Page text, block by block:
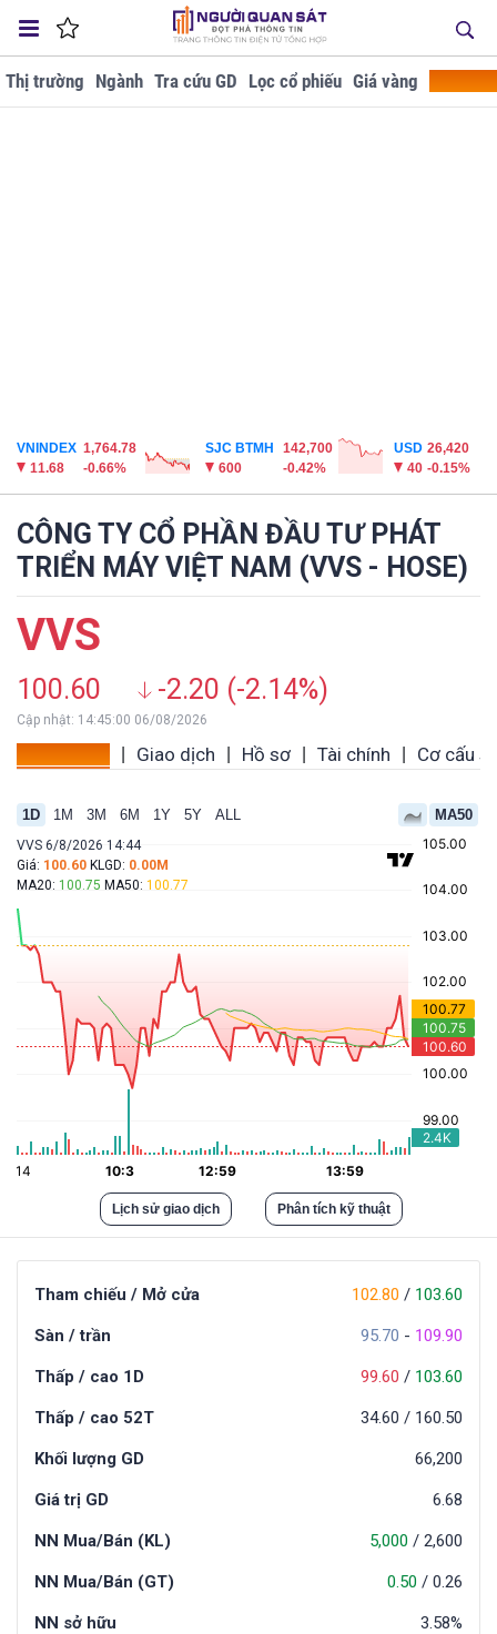
Thị trường Ngành Tra cứu GD Lọc cổ phiếu Giá vàng
VNINDEX 1,764.78
11.68
-0.66%
SJC BTMH
142,700
600
-0.42%
USD 26,420
40 -0.15%
CÔNG TY CỔ PHẦN ĐẦU TƯ PHÁT
TRIỂN MÁY VIỆT NAM (VVS - HOSE)
VVS
100.60 -2.20 (-2.14%)
Cập nhật: 14:45:00 06/08/2026
Giao dịch Hồ sơ Tài chính Cơ cấu
1D 1M 3M 6M 1Y 5Y ALL MA50
VVS 6/8/2026 14:44
Giá: 100.60 KLGD: 0.00M
MA20: 100.75 MA50: 100.77
Lịch sử giao dịch Phân tích kỹ thuật
Tham chiếu / Mở cửa 103.60
/
102.80
Sàn / trần 109.90
-
95.70
Thấp / cao 1D 103.60
/
99.60
Thấp / cao 52T 160.50
/
34.60
Khối lượng GD 66,200
Giá trị GD 6.68
NN Mua/Bán (KL) 2,600
/
5,000
NN Mua/Bán (GT) 0.26
/
0.50
NN sở hữu 3.58%